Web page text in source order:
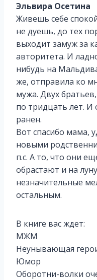
Эльвира Осетина
Живешь себе
не дуешь, до тех
выходит замуж за
авторитета. И
нибудь на
же, отправила ко
мужа. Двух
по тридцать лет. И
ранен.
Вот спасибо мама,
новыми
п.с. А то, что они
обрастают и на
незначительные
остальным.
В книге вас ждет:
МЖМ
Неунывающая
Юмор
Оборотни-волки